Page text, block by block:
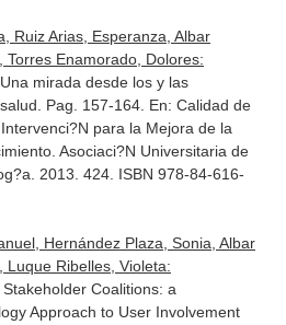
Ruiz Arias, Esperanza, Albar
Enamorado, Dolores:
mirada desde los y las
Pag. 157-164. En: Calidad de
para la Mejora de la
. Asociaci?N Universitaria de
2013. 424. ISBN 978-84-616-
Hernández Plaza, Sonia, Albar
Ribelles, Violeta:
Coalitions: a
Approach to User Involvement